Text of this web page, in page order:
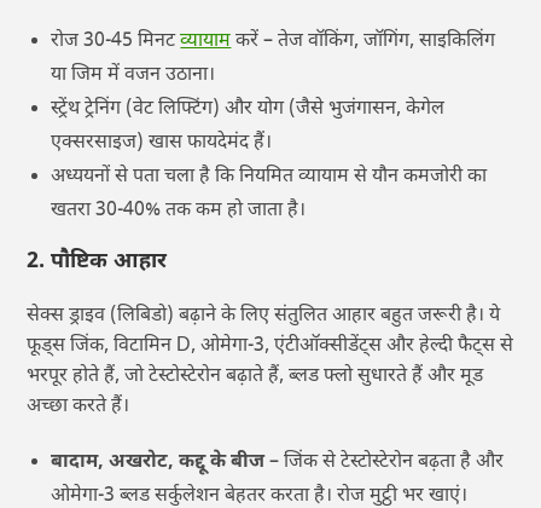
रोज 30-45 मिनटव्यायामकरें – तेज वॉकिंग, जॉगिंग, साइकिलिंग
या जिम में वजन उठाना।
स्ट्रेंथ ट्रेनिंग (वेट लिफ्टिंग) और योग (जैसे भुजंगासन, केगेल
एक्सरसाइज) खास फायदेमंद हैं।
अध्ययनों से पता चला है कि नियमित व्यायाम से यौन कमजोरी का
खतरा 30-40% तक कम हो जाता है।
2. पौष्टिक आहार
सेक्स ड्राइव (लिबिडो) बढ़ाने के लिए संतुलित आहार बहुत जरूरी है। ये
फूड्स जिंक, विटामिन D, ओमेगा-3, एंटीऑक्सीडेंट्स और हेल्दी फैट्स से
भरपूर होते हैं, जो टेस्टोस्टेरोन बढ़ाते हैं, ब्लड फ्लो सुधारते हैं और मूड
अच्छा करते हैं।
बादाम, अखरोट, कद्दू के बीज– जिंक से टेस्टोस्टेरोन बढ़ता है और
ओमेगा-3 ब्लड सर्कुलेशन बेहतर करता है। रोज मुट्ठी भर खाएं।